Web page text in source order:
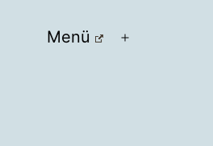
Menü